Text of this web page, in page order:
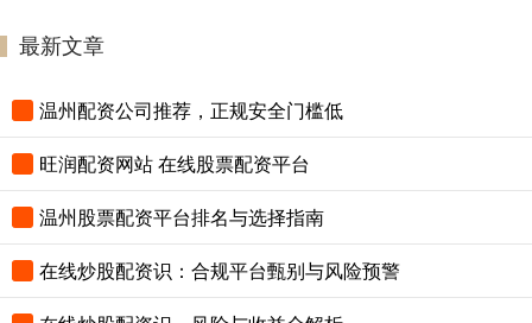
最新文章
温州配资公司推荐，正规安全门槛低
旺润配资网站 在线股票配资平台
温州股票配资平台排名与选择指南
在线炒股配资识：合规平台甄别与风险预警